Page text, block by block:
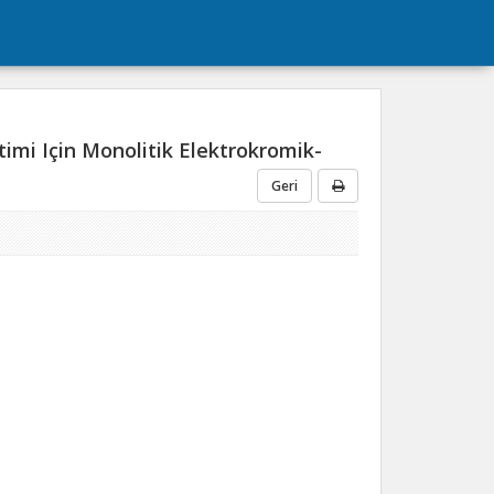
Için Monolitik Elektrokromik-
Geri